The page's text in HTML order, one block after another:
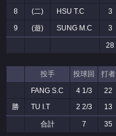
8
(二) HSU T.C 3
9
(遊) SUNG M.C 3
28
投手 投球回 打者
FANG S.C
4 1/3 22
勝
TU I.T 2 2/3 13
合計 7 35